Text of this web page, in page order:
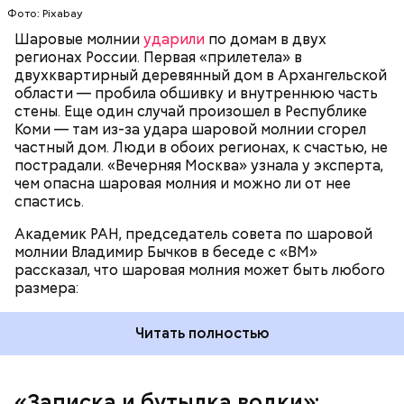
Фото: Pixabay
Шаровые молнииударили по домам в двух
регионах России. Первая «прилетела» в
двухквартирный деревянный дом в Архангельской
области — пробила обшивку и внутреннюю часть
стены. Еще один случай произошел в Республике
Коми — там из-за удара шаровой молнии сгорел
частный дом. Люди в обоих регионах, к счастью, не
пострадали. «Вечерняя Москва» узнала у эксперта,
чем опасна шаровая молния и можно ли от нее
спастись.
Академик РАН, председатель совета по шаровой
молнии Владимир Бычков в беседе с «ВМ»
рассказал, что шаровая молния может быть любого
размера:
и в окно влезть, причем в двухметровое.
Сжимается, как воздушный шар, и проходит.
Читать полностью
— Об аварии я узнал 26 апреля, когда нас подняли
транспорт. Привезли в полк. Построились. Сказали,
По его словам, солдаты не знали о масштабах
трагедии. Подобных аварий раньше не случалось.
Поэтому он не испытывал страха.